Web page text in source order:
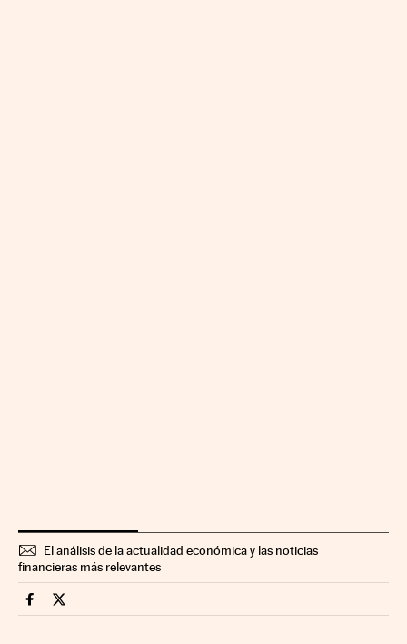
El análisis de la actualidad económica y las noticias
financieras más relevantes
Mercados Financieros Cinco Días en Facebook
Mercados Financieros Cinco Días en Twitter